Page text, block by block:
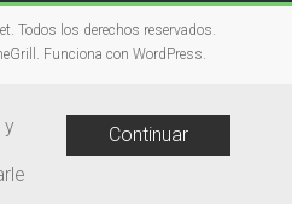
. Todos los derechos reservados.
Funciona conWordPress
y
Continuar